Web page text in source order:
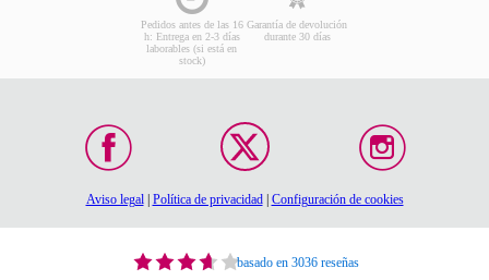
Pedidos antes de las 16
h: Entrega en 2-3 días
laborables (si está en
stock)
Garantía de devolución
durante 30 días
Aviso legal| Política de privacidad| Configuración de cookies
basado en 3036 reseñas